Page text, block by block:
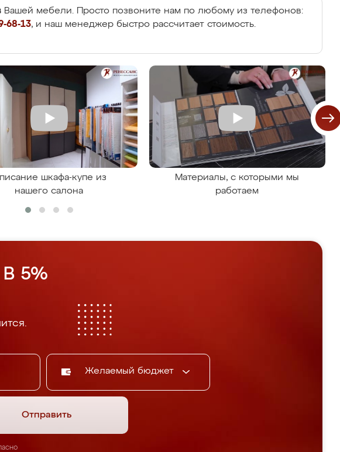
Вашей мебели. Просто позвоните нам по любому из телефонов:
68-13, и наш менеджер быстро рассчитает стоимость.
шкафа-купе из
нашего салона
Материалы, с которыми мы
работаем
5%
Желаемый бюджет
Отправить